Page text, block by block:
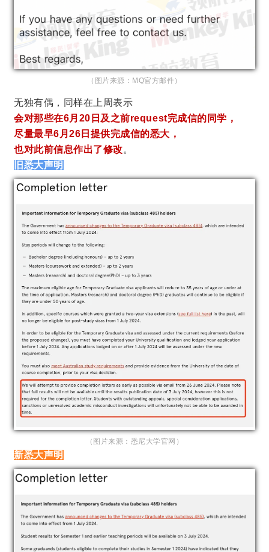
（图片来源：MQ官方邮件）
无独有偶，同样在上周表示
会对那些在6月20日及之前request完成信的同学，
尽量最早6月26日提供完成信的悉大，
也对此前信息作出了修改。
旧悉大声明
（图片来源：悉尼大学官网）
新悉大声明